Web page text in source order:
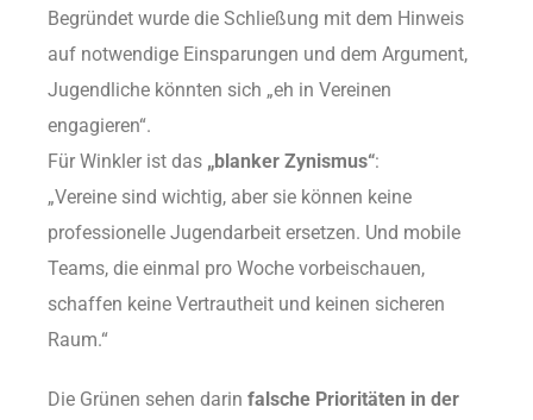
Begründet wurde die Schließung mit dem Hinweis
auf notwendige Einsparungen und dem Argument,
Jugendliche könnten sich „eh in Vereinen
engagieren“.
Für Winkler ist das „blanker Zynismus“:
„Vereine sind wichtig, aber sie können keine
professionelle Jugendarbeit ersetzen. Und mobile
Teams, die einmal pro Woche vorbeischauen,
schaffen keine Vertrautheit und keinen sicheren
Raum.“
Die Grünen sehen darin falsche Prioritäten in der